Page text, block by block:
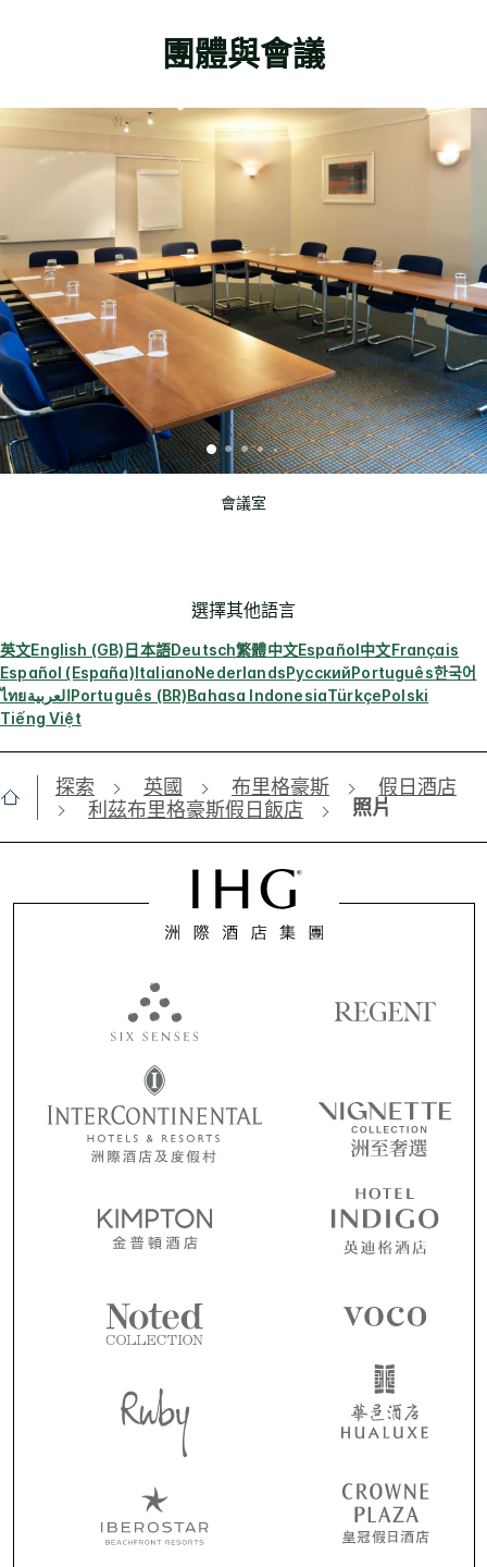
團體與會議
會議室
選擇其他語言
英文English (GB)日本語Deutsch繁體中文Español中文Français
Español (España)ItalianoNederlandsРусскийPortuguês한국어
ไทยالعربيةPortuguês (BR)Bahasa IndonesiaTürkçePolski
Tiếng Việt
探索 英國 布里格豪斯
假日酒店
利茲布里格豪斯假日飯店
照片